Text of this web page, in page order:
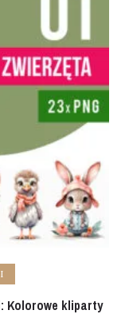
Kolorowe kliparty